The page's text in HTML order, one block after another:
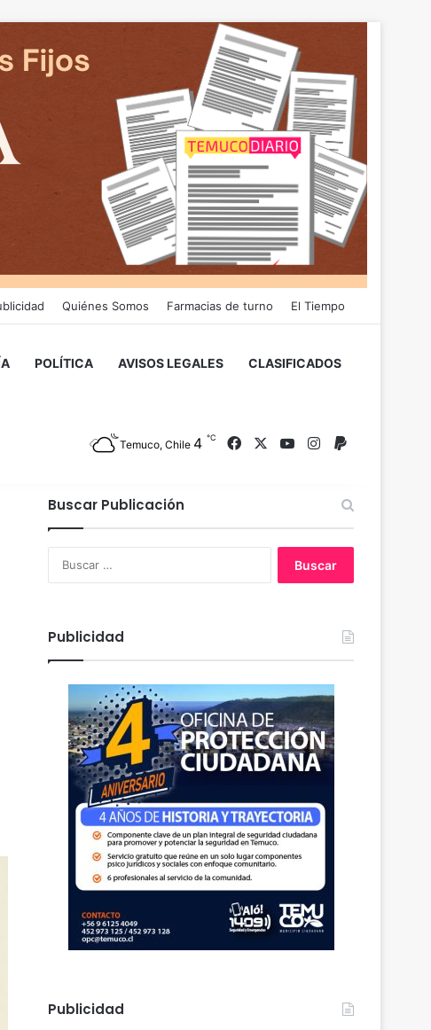
Quiénes Somos Farmacias de turno El Tiempo
POLÍTICA AVISOS LEGALES CLASIFICADOS
Temuco, Chile 4 ℃ Facebook YouTubeInstagram
Buscar Publicación
Publicidad
Publicidad